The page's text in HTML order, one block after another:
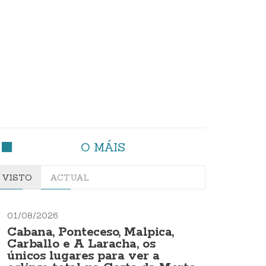
O MÁIS
VISTO ACTUAL
01/08/2026
Cabana, Ponteceso, Malpica,
Carballo e A Laracha, os
únicos lugares para ver a